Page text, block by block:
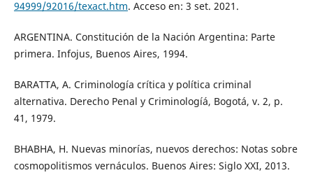
94999/92016/texact.htm. Acceso en: 3 set. 2021.
ARGENTINA. Constitución de la Nación Argentina: Parte
primera. Infojus, Buenos Aires, 1994.
BARATTA, A. Criminología crítica y política criminal
alternativa. Derecho Penal y Criminologíá, Bogotá, v. 2, p.
41, 1979.
BHABHA, H. Nuevas minorías, nuevos derechos: Notas sobre
cosmopolitismos vernáculos. Buenos Aires: Siglo XXI, 2013.